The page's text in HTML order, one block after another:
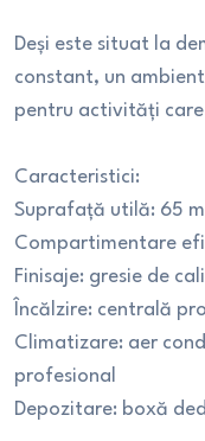
Deși este situat la
constant, un
pentru activități
Caracteristici:
Suprafață utilă: 65
Compartimentare
Finisaje: gresie de
Încălzire: centrală
Climatizare: aer
profesional
Depozitare: boxă